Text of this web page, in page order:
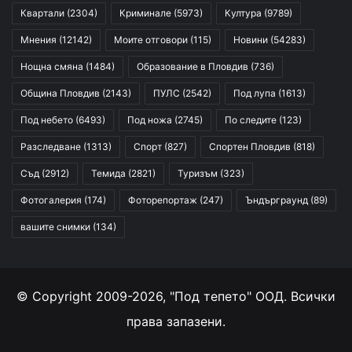
Квартали (2304) Криминале (5973) Култура (9789)
Мнения (12142) Моите отговори (115) Новини (54283)
Нощна смяна (1484) Образование в Пловдив (736)
Община Пловдив (2143) ПУЛС (2542) Под лупа (1613)
Под небето (6493) Под ножа (2745) По следите (123)
Разследване (1313) Спорт (827) Спортен Пловдив (818)
Съд (2912) Темида (2821) Туризъм (323)
Фотогалерия (174) Фоторепортаж (247) Ъндърграунд (89)
вашите снимки (134)
© Copyright 2009-2026, "Под тепето" ООД. Всички
права запазени.